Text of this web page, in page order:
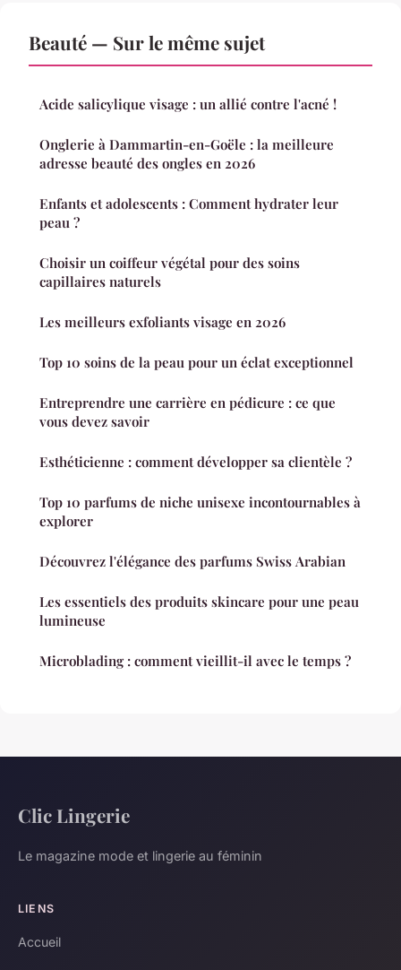
Beauté — Sur le même sujet
Acide salicylique visage : un allié contre l'acné !
Onglerie à Dammartin-en-Goële : la meilleure
adresse beauté des ongles en 2026
Enfants et adolescents : Comment hydrater leur
peau ?
Choisir un coiffeur végétal pour des soins
capillaires naturels
Les meilleurs exfoliants visage en 2026
Top 10 soins de la peau pour un éclat exceptionnel
Entreprendre une carrière en pédicure : ce que
vous devez savoir
Esthéticienne : comment développer sa clientèle ?
Top 10 parfums de niche unisexe incontournables à
explorer
Découvrez l'élégance des parfums Swiss Arabian
Les essentiels des produits skincare pour une peau
lumineuse
Microblading : comment vieillit-il avec le temps ?
Clic Lingerie
Le magazine mode et lingerie au féminin
LIENS
Accueil